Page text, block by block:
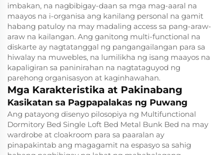
imbakan, na nagbibigay-daan sa mga mag-aaral na
maayos na i-organisa ang kanilang personal na gamit
habang patuloy na may madaling access sa pang-araw-
araw na kailangan. Ang ganitong multi-functional na
diskarte ay nagtatanggal ng pangangailangan para sa
hiwalay na muwebles, na lumilikha ng isang maayos na
kapaligiran sa paninirahan na nagtataguyod ng
parehong organisasyon at kaginhawahan.
Mga Karakteristika at Pakinabang
Kasikatan sa Pagpapalakas ng Puwang
Ang patayong disenyo pilosopiya ng Multifunctional
Dormitory Bed Single Loft Bed Metal Bunk Bed na may
wardrobe at cloakroom para sa paaralan ay
pinapakintab ang magagamit na espasyo sa sahig